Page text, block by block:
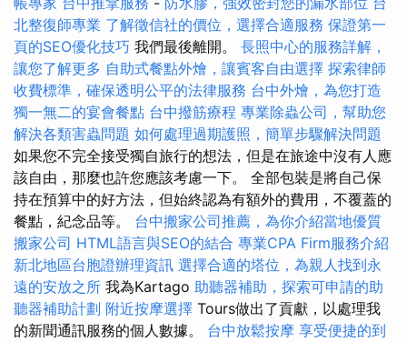
北整復師專業 了解徵信社的價位，選擇合適服務 保證第一
頁的SEO優化技巧 我們最後離開。 長照中心的服務詳解，
讓您了解更多 自助式餐點外燴，讓賓客自由選擇 探索律師
收費標準，確保透明公平的法律服務 台中外燴，為您打造
獨一無二的宴會餐點 台中撥筋療程 專業除蟲公司，幫助您
解決各類害蟲問題 如何處理過期護照，簡單步驟解決問題
如果您不完全接受獨自旅行的想法，但是在旅途中沒有人應
該自由，那麼也許您應該考慮一下。 全部包裝是將自己保
持在預算中的好方法，但始終認為有額外的費用，不覆蓋的
餐點，紀念品等。 台中搬家公司推薦，為你介紹當地優質
搬家公司 HTML語言與SEO的結合 專業CPA Firm服務介紹
新北地區台胞證辦理資訊 選擇合適的塔位，為親人找到永
遠的安放之所 我為Kartago 助聽器補助，探索可申請的助
聽器補助計劃 附近按摩選擇 Tours做出了貢獻，以處理我
的新聞通訊服務的個人數據。 台中放鬆按摩 享受便捷的到